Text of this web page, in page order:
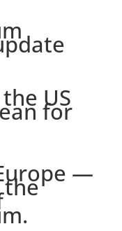
US
for
—
the